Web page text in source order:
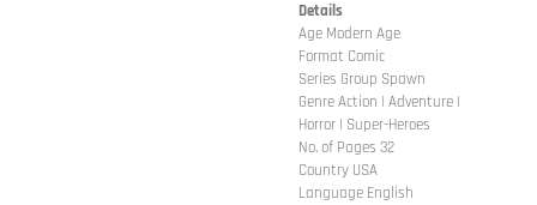
Details
Age Modern Age
Format Comic
Series Group Spawn
Genre Action | Adventure |
Horror | Super-Heroes
No. of Pages 32
Country USA
Language English